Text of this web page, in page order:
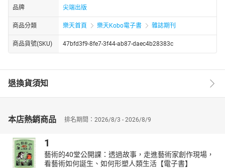
品牌 尖端出版
商品分類 樂天首頁 樂天Kobo電子書 雜誌期刊
商品貨號(SKU) 47bfd3f9-8fe7-3f44-ab87-daec4b28383c
退換貨須知
本店熱銷商品 排名期間：2026/8/3 - 2026/8/9
1
藝術的40堂公開課：透過故事，走進藝術家創作現場，
看藝術如何誕生、如何形塑人類生活【電子書】